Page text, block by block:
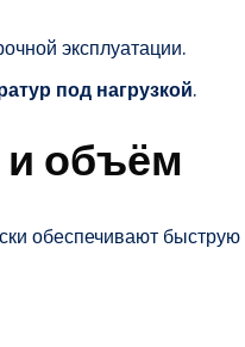
эксплуатации.
под нагрузкой.
и объём
обеспечивают быструю